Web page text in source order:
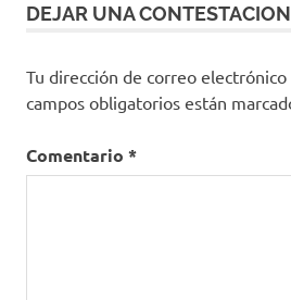
DEJAR UNA CONTESTACION
Tu dirección de correo electrónico
campos obligatorios están
Comentario *